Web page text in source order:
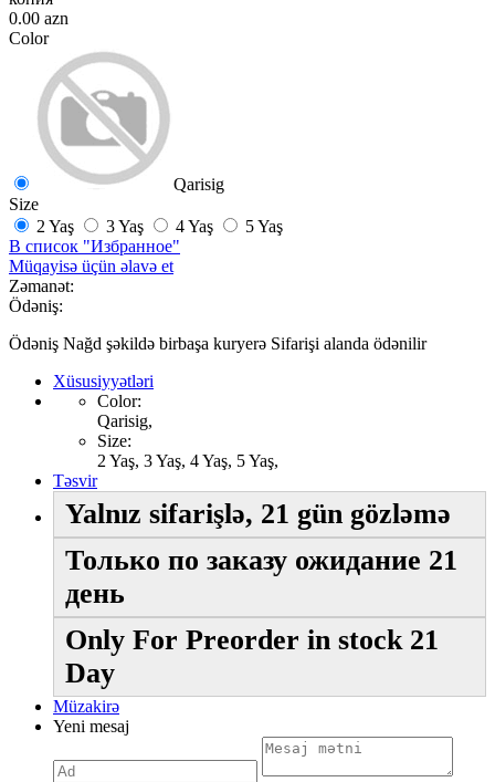
0.00 azn
Color
Qarisig
Size
2 Yaş
3 Yaş 4 Yaş
5 Yaş
В список "Избранное"
Müqayisə üçün əlavə et
Zəmanət:
Ödəniş:
Ödəniş Nağd şəkildə birbaşa kuryerə Sifarişi alanda ödənilir
Xüsusiyyətləri
Color:
Qarisig,
Size:
2 Yaş, 3 Yaş, 4 Yaş, 5 Yaş,
Təsvir
Yalnız sifarişlə, 21 gün gözləmə
Только по заказу ожидание 21
день
Only For Preorder in stock 21
Day
Müzakirə
Yeni mesaj